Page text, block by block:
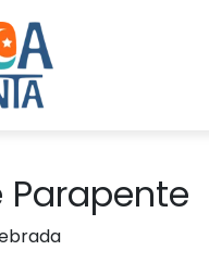
Parapente